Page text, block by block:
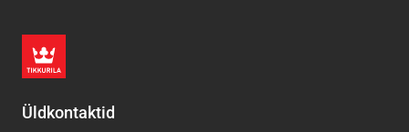
Üldkontaktid